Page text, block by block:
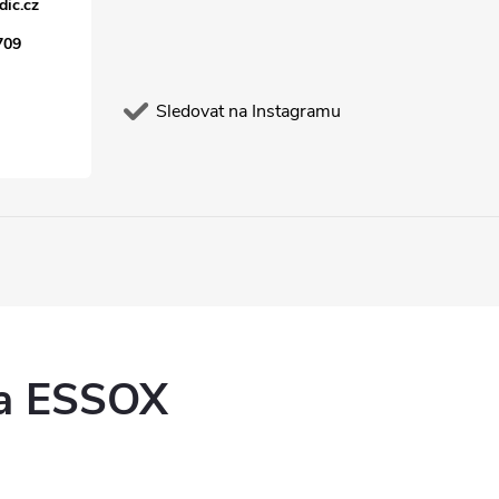
Sledovat na Instagramu
ESSOX